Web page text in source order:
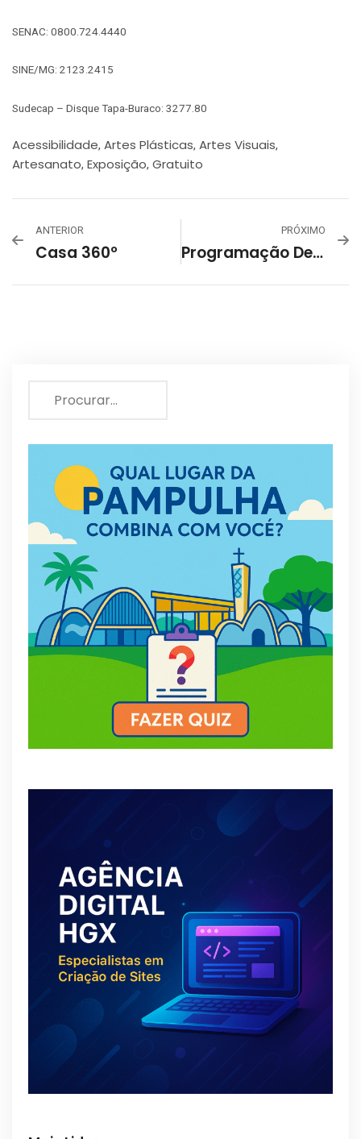
SENAC: 0800.724.4440
SINE/MG: 2123.2415
Sudecap – Disque Tapa-Buraco: 3277.80
Acessibilidade, Artes Plásticas, Artes Visuais,
Artesanato, Exposição, Gratuito
ANTERIOR
Casa 360º
PRÓXIMO
Programação De Férias – Museu De História Natural E Jardim Botânico